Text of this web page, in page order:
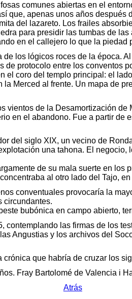
comunes abiertas en el
que, apenas unos años
del lazareto. Los frailes
para presidir las tumbas de
en el callejero lo que la
los lógicos roces de la época.
protocolo entre los conventos
coro del templo principal: el
Merced al frente. Un mapa de
vientos de la Desamortización
en el abandono. Fue a partir de
del siglo XIX, un vecino de
una tahona. El
de su mala suerte en
al otro lado del Tajo,
conventuales provocaría la
circundantes.
bubónica en campo abierto,
las firmas de los
Angustias y los archivos del
que habría de cruzar los
Fray Bartolomé de Valencia i
Atrás